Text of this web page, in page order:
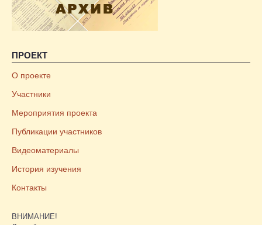
ПРОЕКТ
О проекте
Участники
Мероприятия проекта
Публикации участников
Видеоматериалы
История изучения
Контакты
ВНИМАНИЕ!